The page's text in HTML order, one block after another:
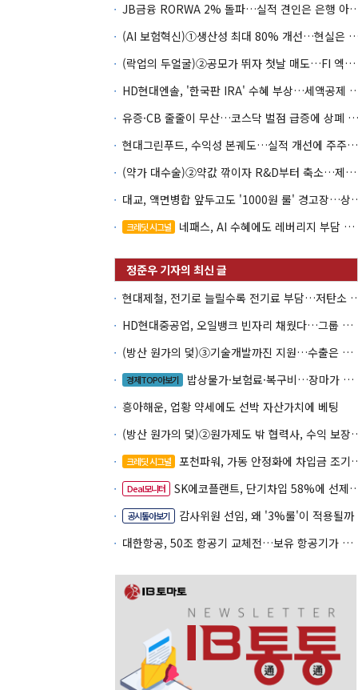
JB금융 RORWA 2% 돌파…실
(AI 보험혁신)①생산성 최대 80%
(락업의 두얼굴)②공모가 뛰자 첫날 매도…FI 엑시트 전략 갈렸다
HD현대엔솔, '한국판 IRA' 수혜
유증·CB 줄줄이 무산…코스닥 벌점 급증에 상폐 압박
현대그린푸드, 수익성 본궤도…실적 개선에 주주환원까지
(약가 대수술)②약값 깎이자 R&D부터 축소…제약업계 비상경영 돌입
대교, 액면병합 앞두고
크레딧 시그널 네패스, AI 수혜에도 레버리지 부담 여전
현대제철, 전기로 늘릴수록
HD현대중공업, 오일뱅크 빈자리 채웠다…그룹 배당 핵심축 부상
(방산 원가의 덫)③기술개발까진 지원…수출은 각자도생
경제TOP아보기
밥상물가·보험료·복구비…장마가 내미는 청구서
흥아해운, 업황 약세에도 선박 자산가치에 베팅
(방산 원가의 덫)②원가제
크레딧 시그널 포천파워, 가동 안정화에 차입금 조기상환 속도
Deal모니터 SK에코플랜트, 단기차입 58%에 선제 차환 카드
공시톺아보기
감사위원 선임, 왜 '3%룰'이 적용될까
대한항공, 50조 항공기 교체전…보유 항공기가 조달 카드